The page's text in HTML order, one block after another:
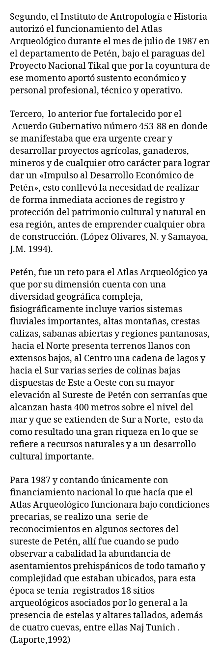
Segundo, el Instituto de Antropología e Historia
autorizó el funcionamiento del Atlas
Arqueológico durante el mes de julio de 1987 en
el departamento de Petén, bajo el paraguas del
Proyecto Nacional Tikal que por la coyuntura de
ese momento aportó sustento económico y
personal profesional, técnico y operativo.
Tercero, lo anterior fue fortalecido por el
Acuerdo Gubernativo número 453-88 en donde
se manifestaba que era urgente crear y
desarrollar proyectos agrícolas, ganaderos,
mineros y de cualquier otro carácter para lograr
dar un «Impulso al Desarrollo Económico de
Petén», esto conllevó la necesidad de realizar
de forma inmediata acciones de registro y
protección del patrimonio cultural y natural en
esa región, antes de emprender cualquier obra
de construcción. (López Olivares, N. y Samayoa,
J.M. 1994).
Petén, fue un reto para el Atlas Arqueológico ya
que por su dimensión cuenta con una
diversidad geográfica compleja,
fisiográficamente incluye varios sistemas
fluviales importantes, altas montañas, crestas
calizas, sabanas abiertas y regiones pantanosas,
hacia el Norte presenta terrenos llanos con
extensos bajos, al Centro una cadena de lagos y
hacia el Sur varias series de colinas bajas
dispuestas de Este a Oeste con su mayor
elevación al Sureste de Petén con serranías que
alcanzan hasta 400 metros sobre el nivel del
mar y que se extienden de Sur a Norte, esto da
como resultado una gran riqueza en lo que se
refiere a recursos naturales y a un desarrollo
cultural importante.
Para 1987 y contando únicamente con
financiamiento nacional lo que hacía que el
Atlas Arqueológico funcionara bajo condiciones
precarias, se realizo una serie de
reconocimientos en algunos sectores del
sureste de Petén, allí fue cuando se pudo
observar a cabalidad la abundancia de
asentamientos prehispánicos de todo tamaño y
complejidad que estaban ubicados, para esta
época se tenía registrados 18 sitios
arqueológicos asociados por lo general a la
presencia de estelas y altares tallados, además
de cuatro cuevas, entre ellas Naj Tunich .
(Laporte,1992)